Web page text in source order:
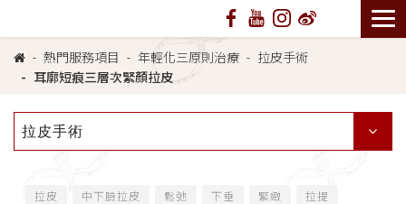
熱門服務項目 年輕化三原則治療
拉皮手術
耳廓短痕三層次緊顏拉皮
拉皮手術
拉皮 中下臉拉皮 鬆弛 下垂 緊緻 拉提